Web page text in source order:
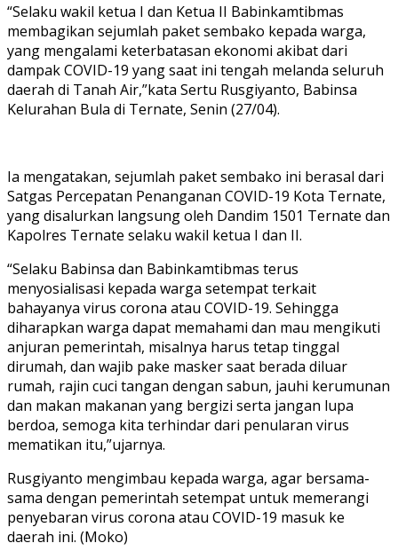
“Selaku wakil ketua I dan Ketua II Babinkamtibmas
membagikan sejumlah paket sembako kepada warga,
yang mengalami keterbatasan ekonomi akibat dari
dampak COVID-19 yang saat ini tengah melanda seluruh
daerah di Tanah Air,”kata Sertu Rusgiyanto, Babinsa
Kelurahan Bula di Ternate, Senin (27/04).
Ia mengatakan, sejumlah paket sembako ini berasal dari
Satgas Percepatan Penanganan COVID-19 Kota Ternate,
yang disalurkan langsung oleh Dandim 1501 Ternate dan
Kapolres Ternate selaku wakil ketua I dan II.
“Selaku Babinsa dan Babinkamtibmas terus
menyosialisasi kepada warga setempat terkait
bahayanya virus corona atau COVID-19. Sehingga
diharapkan warga dapat memahami dan mau mengikuti
anjuran pemerintah, misalnya harus tetap tinggal
dirumah, dan wajib pake masker saat berada diluar
rumah, rajin cuci tangan dengan sabun, jauhi kerumunan
dan makan makanan yang bergizi serta jangan lupa
berdoa, semoga kita terhindar dari penularan virus
mematikan itu,”ujarnya.
Rusgiyanto mengimbau kepada warga, agar bersama-
sama dengan pemerintah setempat untuk memerangi
penyebaran virus corona atau COVID-19 masuk ke
daerah ini. (Moko)